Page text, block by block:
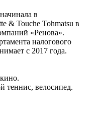
в
& Touche Tohmatsu в
«Ренова».
налогового
с 2017 года.
теннис, велосипед.